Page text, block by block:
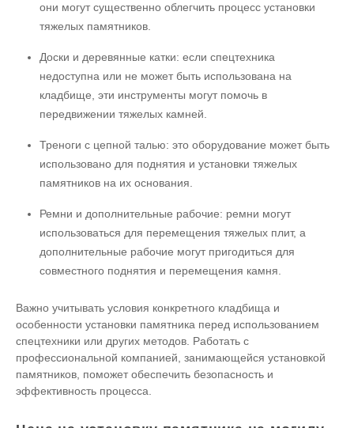
они могут существенно облегчить процесс установки
тяжелых памятников.
Доски и деревянные катки: если спецтехника
недоступна или не может быть использована на
кладбище, эти инструменты могут помочь в
передвижении тяжелых камней.
Треноги с цепной талью: это оборудование может быть
использовано для поднятия и установки тяжелых
памятников на их основания.
Ремни и дополнительные рабочие: ремни могут
использоваться для перемещения тяжелых плит, а
дополнительные рабочие могут пригодиться для
совместного поднятия и перемещения камня.
Важно учитывать условия конкретного кладбища и
особенности установки памятника перед использованием
спецтехники или других методов. Работать с
профессиональной компанией, занимающейся установкой
памятников, поможет обеспечить безопасность и
эффективность процесса.